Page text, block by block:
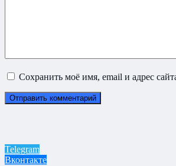
Сохранить моё имя, email и адрес
Telegram
Вконтакте